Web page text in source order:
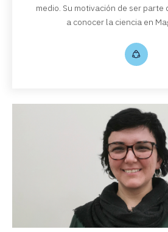
medio. Su motivación de ser parte
a conocer la ciencia en